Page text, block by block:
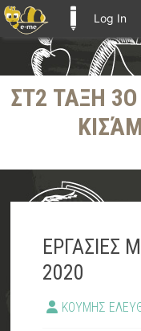
Log In
ΣΤ2 ΤΑΞΗ
ΕΡΓΑΣΙΕΣ
2020
ΚΟΥΜΗΣ